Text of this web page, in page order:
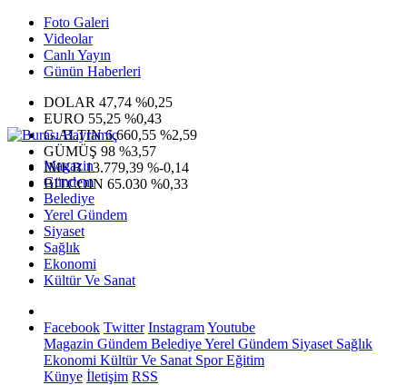
Foto Galeri
Videolar
Canlı Yayın
Günün Haberleri
DOLAR 47,74 %0,25
EURO 55,25 %0,43
G.ALTIN6.660,55 %2,59
GÜMÜŞ 98 %3,57
IMKB13.779,39 %-0,14
BITCOIN 65.030 %0,33
Magazin
Gündem
Belediye
Yerel Gündem
Siyaset
Sağlık
Ekonomi
Kültür Ve Sanat
Facebook Twitter InstagramYoutube
Magazin Gündem BelediyeYerel Gündem Siyaset Sağlık
Ekonomi Kültür Ve Sanat SporEğitim
Künye İletişim RSS